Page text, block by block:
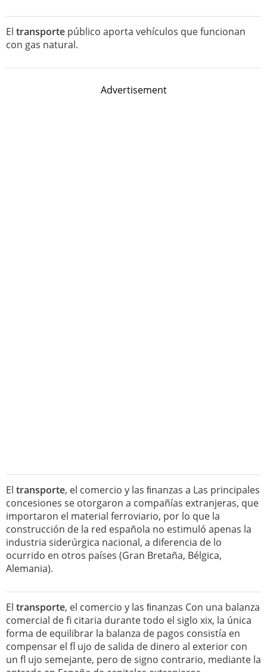
El transporte público aporta vehículos que funcionan
con gas natural.
Advertisement
El transporte, el comercio y las ﬁnanzas a Las principales
concesiones se otorgaron a compañías extranjeras, que
importaron el material ferroviario, por lo que la
construcción de la red española no estimuló apenas la
industria siderúrgica nacional, a diferencia de lo
ocurrido en otros países (Gran Bretaña, Bélgica,
Alemania).
El transporte, el comercio y las ﬁnanzas Con una balanza
comercial de fi citaria durante todo el siglo xix, la única
forma de equilibrar la balanza de pagos consistía en
compensar el fl ujo de salida de dinero al exterior con
un fl ujo semejante, pero de signo contrario, mediante la